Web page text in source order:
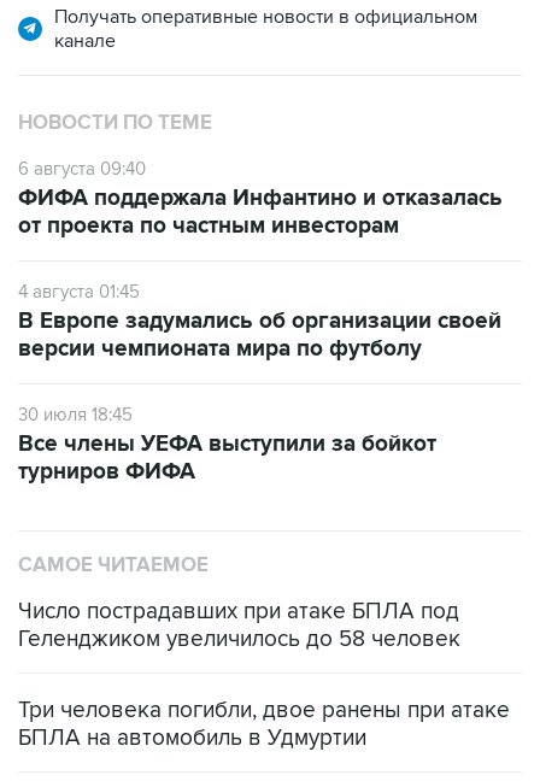
Получать оперативные новости в официальном
канале
НОВОСТИ ПО ТЕМЕ
6 августа 09:40
ФИФА поддержала Инфантино и отказалась
от проекта по частным инвесторам
4 августа 01:45
В Европе задумались об организации своей
версии чемпионата мира по футболу
30 июля 18:45
Все члены УЕФА выступили за бойкот
турниров ФИФА
САМОЕ ЧИТАЕМОЕ
Число пострадавших при атаке БПЛА под
Геленджиком увеличилось до 58 человек
Три человека погибли, двое ранены при атаке
БПЛА на автомобиль в Удмуртии